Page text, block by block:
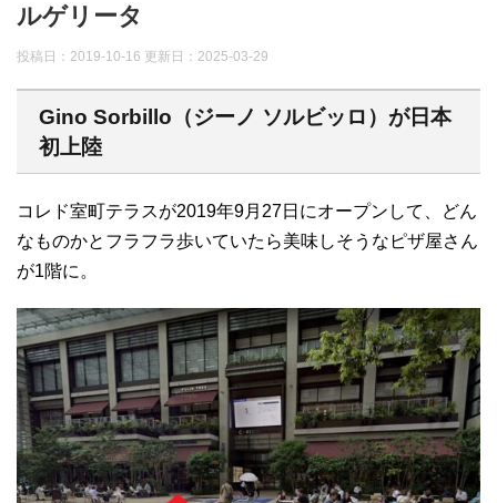
ルゲリータ
投稿日：2019-10-16 更新日： 2025-03-29
Gino Sorbillo（ジーノ ソルビッロ）が日本
初上陸
コレド室町テラスが2019年9月27日にオープンして、どん
なものかとフラフラ歩いていたら美味しそうなピザ屋さん
が1階に。